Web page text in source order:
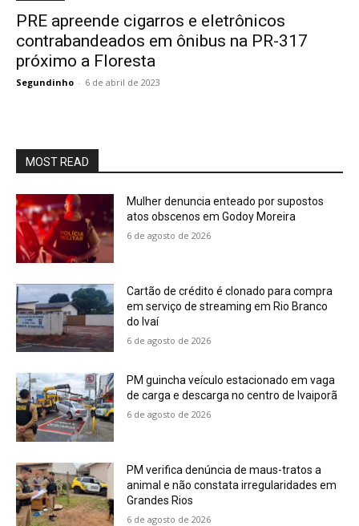
PRE apreende cigarros e eletrônicos
contrabandeados em ônibus na PR-317
próximo a Floresta
Segundinho - 6 de abril de 2023
MOST READ
Mulher denuncia enteado por supostos
atos obscenos em Godoy Moreira
6 de agosto de 2026
Cartão de crédito é clonado para compra
em serviço de streaming em Rio Branco
do Ivaí
6 de agosto de 2026
PM guincha veículo estacionado em vaga
de carga e descarga no centro de Ivaiporã
6 de agosto de 2026
PM verifica denúncia de maus-tratos a
animal e não constata irregularidades em
Grandes Rios
6 de agosto de 2026